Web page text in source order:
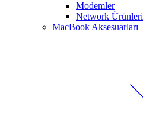
Modemler
Network Ürünleri
MacBook Aksesuarları